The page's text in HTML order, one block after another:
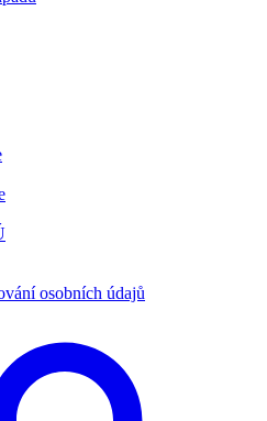
osobních údajů